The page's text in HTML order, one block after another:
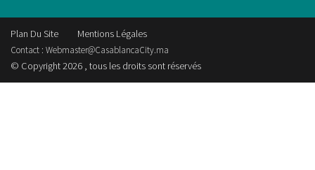
Plan Du Site Mentions Légales
Contact : Webmaster@CasablancaCity.ma
© Copyright 2026 , tous les droits sont réservés